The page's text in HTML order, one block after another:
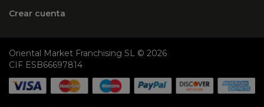
Crear cuenta
Oriental Market Franchising SL © 2026
CIF ESB66697814